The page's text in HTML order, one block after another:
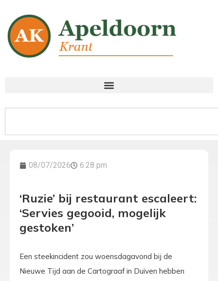
08/07/2026 6:28 pm
‘Ruzie’ bij restaurant escaleert:
‘Servies gegooid, mogelijk
gestoken’
Een steekincident zou woensdagavond bij de
Nieuwe Tijd aan de Cartograaf in Duiven hebben